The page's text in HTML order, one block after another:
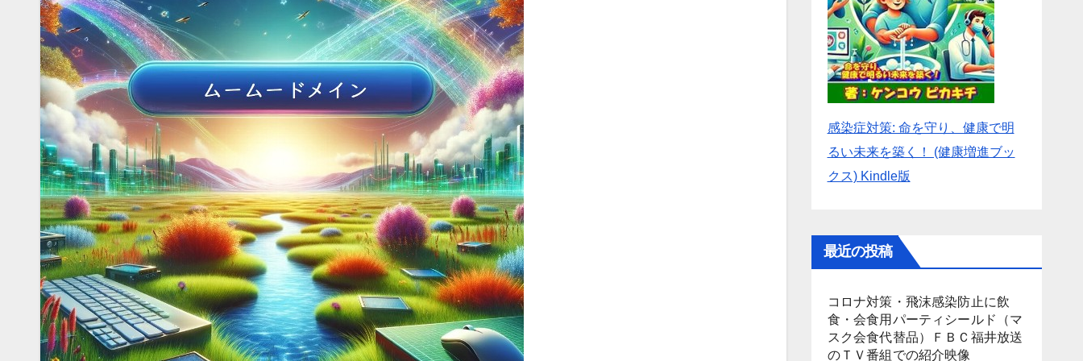
感染症対策: 命を守り、健康で明
るい未来を築く！ (健康増進ブッ
クス) Kindle版
最近の投稿
コロナ対策・飛沫感染防止に飲
食・会食用パーティシールド（マ
スク会食代替品）ＦＢＣ福井放送
のＴＶ番組での紹介映像